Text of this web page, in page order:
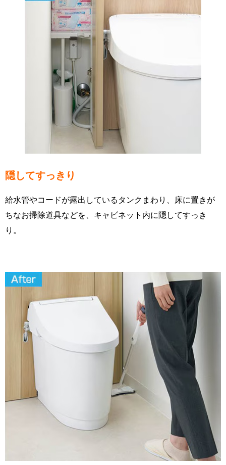
隠してすっきり
給水管やコードが露出しているタンクまわり、床に置きが
ちなお掃除道具などを、キャビネット内に隠してすっき
り。